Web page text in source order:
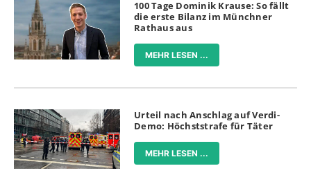
100 Tage Dominik Krause: So fällt
die erste Bilanz im Münchner
Rathaus aus
MEHR LESEN ...
Urteil nach Anschlag auf Verdi-
Demo: Höchststrafe für Täter
MEHR LESEN ...